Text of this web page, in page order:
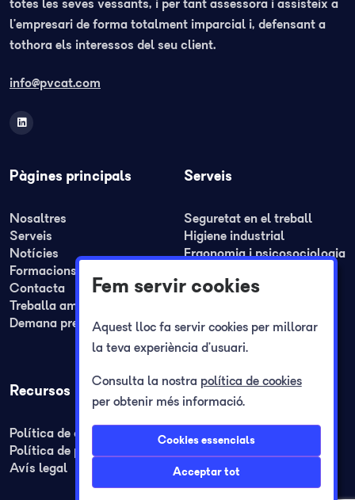
totes les seves vessants, i per tant assessora i assisteix a
l’empresari de forma totalment imparcial i, defensant a
tothora els interessos del seu client.
info@pvcat.com
Pàgines principals
Nosaltres
Serveis
Notícies
Formacions
Contacta
Treballa amb nosaltres
Demana pressupost
Serveis
Seguretat en el treball
Higiene industrial
Ergonomia i psicosociologia
Formació
Plans d'autoprotecció
Registre jornada laboral
Recursos
Política de cookies
Política de privacitat
Avís legal
Fem servir cookies
Aquest lloc fa servir cookies per millorar
la teva experiència d’usuari.
Consulta la nostra política de cookies
per obtenir més informació.
Cookies essencials
Acceptar tot